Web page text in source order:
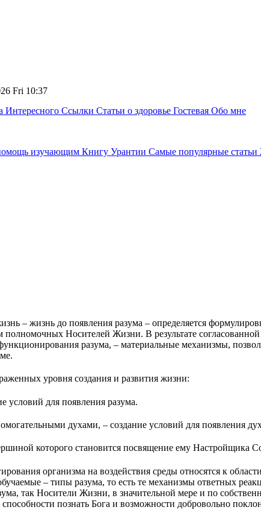
Fri 10:37
Интересного Ссылки Статьи о здоровье Гостевая Обо мне
изучающим Книгу Урантии Самые популярные статьи
– жизнь до появления разума – определяется
Носителей Жизни. В результате согласованной
разума, – материальные механизмы,
уровня создания и развития жизни:
условий для появления разума.
духами, – создание условий для появления
которого становится посвящение ему Настройщика
организма на воздействия среды относятся к
– типы разума, то есть те механизмы ответных
так Носители Жизни, в значительной мере и по
познать Бога и возможности добровольно